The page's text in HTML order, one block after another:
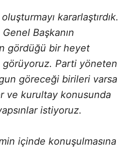
kararlaştırdık.
Başkanın
gördüğü bir heyet
görüyoruz. Parti yöneten
göreceği birileri varsa
ve kurultay konusunda
istiyoruz.
içinde konuşulmasına